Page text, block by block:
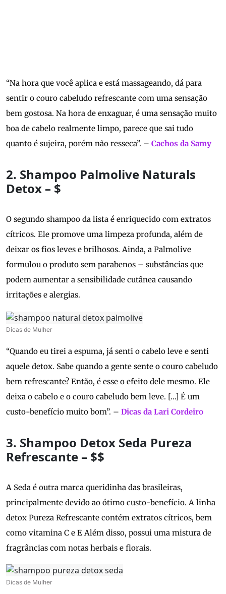
“Na hora que você aplica e está massageando, dá para
sentir o couro cabeludo refrescante com uma sensação
bem gostosa. Na hora de enxaguar, é uma sensação muito
boa de cabelo realmente limpo, parece que sai tudo
quanto é sujeira, porém não resseca”. – Cachos da Samy
2. Shampoo Palmolive Naturals
Detox – $
O segundo shampoo da lista é enriquecido com extratos
cítricos. Ele promove uma limpeza profunda, além de
deixar os fios leves e brilhosos. Ainda, a Palmolive
formulou o produto sem parabenos – substâncias que
podem aumentar a sensibilidade cutânea causando
irritações e alergias.
Dicas de Mulher
“Quando eu tirei a espuma, já senti o cabelo leve e senti
aquele detox. Sabe quando a gente sente o couro cabeludo
bem refrescante? Então, é esse o efeito dele mesmo. Ele
deixa o cabelo e o couro cabeludo bem leve. […] É um
custo-benefício muito bom”. – Dicas da Lari Cordeiro
3. Shampoo Detox Seda Pureza
Refrescante – $$
A Seda é outra marca queridinha das brasileiras,
principalmente devido ao ótimo custo-benefício. A linha
detox Pureza Refrescante contém extratos cítricos, bem
como vitamina C e E Além disso, possui uma mistura de
fragrâncias com notas herbais e florais.
Dicas de Mulher